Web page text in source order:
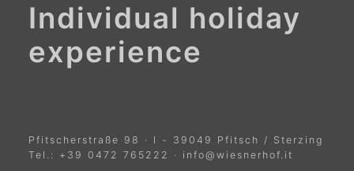
Individual holiday
experience
Pfitscherstraße 98 · I - 39049
Pfitsch / Sterzing
Tel.: +39 0472 765222 · info@wiesnerhof.it